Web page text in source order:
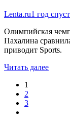
Lenta.ru1 год
Олимпийская
Пахалина
приводит Sports.
Читать далее
1
2
3